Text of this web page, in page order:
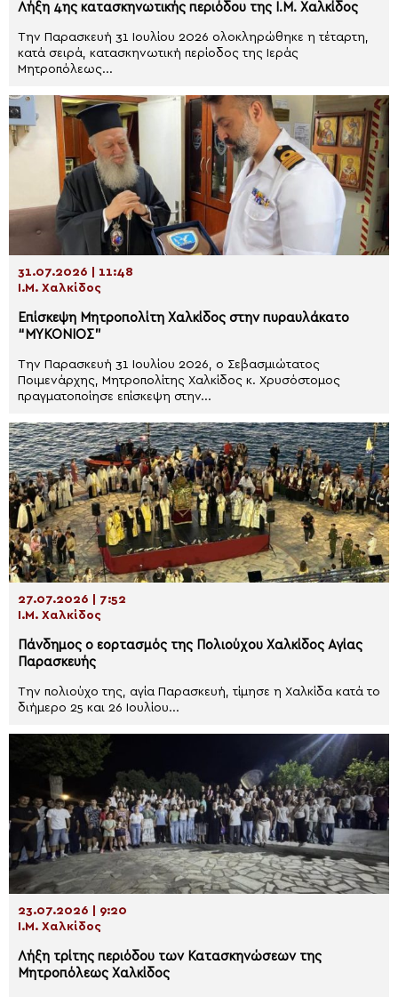
Λήξη 4ης κατασκηνωτικής περιόδου της Ι.Μ. Χαλκίδος
Την Παρασκευή 31 Ιουλίου 2026 ολοκληρώθηκε η τέταρτη,
κατά σειρά, κατασκηνωτική περίοδος της Ιεράς
Μητροπόλεως...
31.07.2026 | 11:48
Ι.Μ. Χαλκίδος
Επίσκεψη Μητροπολίτη Χαλκίδος στην πυραυλάκατο
“ΜΥΚΟΝΙΟΣ”
Την Παρασκευή 31 Ιουλίου 2026, ο Σεβασμιώτατος
Ποιμενάρχης, Μητροπολίτης Χαλκίδος κ. Χρυσόστομος
πραγματοποίησε επίσκεψη στην...
27.07.2026 | 7:52
Ι.Μ. Χαλκίδος
Πάνδημος ο εορτασμός της Πολιούχου Χαλκίδος Αγίας
Παρασκευής
Την πολιούχο της, αγία Παρασκευή, τίμησε η Χαλκίδα κατά το
διήμερο 25 και 26 Ιουλίου...
23.07.2026 | 9:20
Ι.Μ. Χαλκίδος
Λήξη τρίτης περιόδου των Κατασκηνώσεων της
Μητροπόλεως Χαλκίδος